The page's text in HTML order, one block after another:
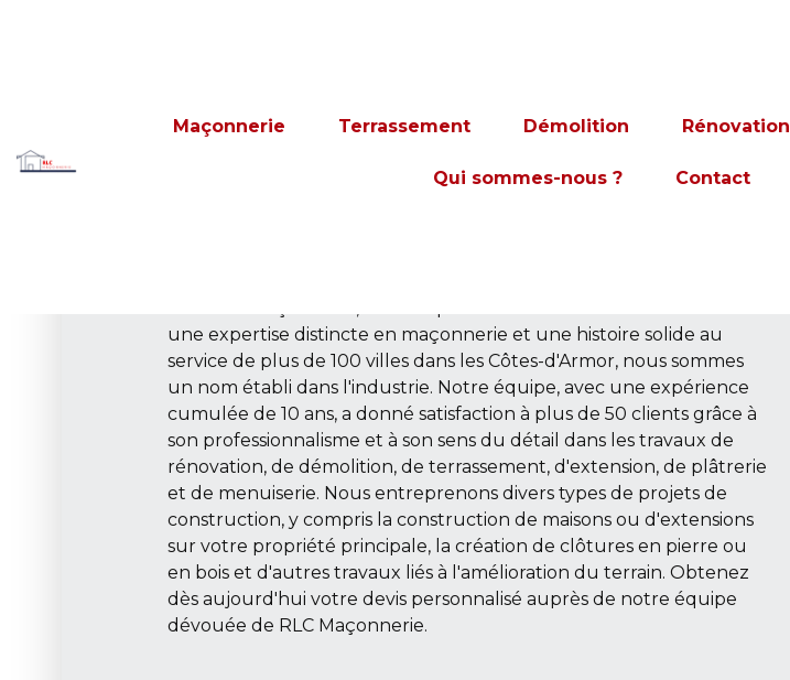
Maçonnerie Terrassement Démolition Rénovation
Qui sommes-nous ? Contact
Présentation de RLC
Maçonnerie, expert en
une expertise distincte en maçonnerie et une histoire solide au
service de plus de 100 villes dans les Côtes-d'Armor, nous sommes
un nom établi dans l'industrie. Notre équipe, avec une expérience
cumulée de 10 ans, a donné satisfaction à plus de 50 clients grâce à
son professionnalisme et à son sens du détail dans les travaux de
rénovation, de démolition, de terrassement, d'extension, de plâtrerie
et de menuiserie. Nous entreprenons divers types de projets de
construction, y compris la construction de maisons ou d'extensions
sur votre propriété principale, la création de clôtures en pierre ou
en bois et d'autres travaux liés à l'amélioration du terrain. Obtenez
dès aujourd'hui votre devis personnalisé auprès de notre équipe
dévouée de RLC Maçonnerie.